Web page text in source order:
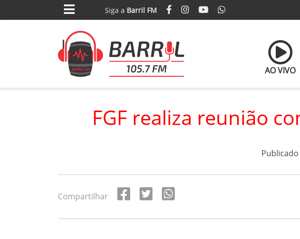
Siga a Barril FM
AO VIVO
FGF realiza reunião
Compartilhar